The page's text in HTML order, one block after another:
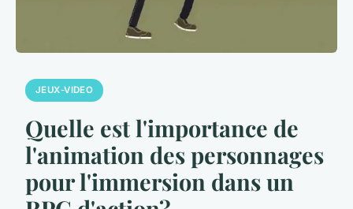
JEUX-VIDEO
Quelle est l'importance de
l'animation des personnages
pour l'immersion dans un